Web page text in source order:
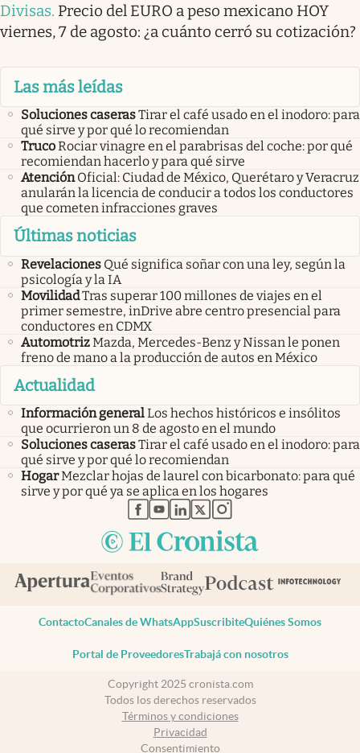
Divisas. Precio del EURO a peso mexicano HOY
viernes, 7 de agosto: ¿a cuánto cerró su cotización?
Las más leídas
Soluciones caserasTirar el café usado en el inodoro: para
qué sirve y por qué lo recomiendan
TrucoRociar vinagre en el parabrisas del coche: por qué
recomiendan hacerlo y para qué sirve
Atención Oficial: Ciudad de México, Querétaro y Veracruz
anularán la licencia de conducir a todos los conductores
que cometen infracciones graves
Últimas noticias
Revelaciones Qué significa soñar con una ley, según la
psicología y la IA
MovilidadTras superar 100 millones de viajes en el
primer semestre, inDrive abre centro presencial para
conductores en CDMX
AutomotrizMazda, Mercedes-Benz y Nissan le ponen
freno de mano a la producción de autos en México
Actualidad
Información generalLos hechos históricos e insólitos
que ocurrieron un 8 de agosto en el mundo
Soluciones caserasTirar el café usado en el inodoro: para
qué sirve y por qué lo recomiendan
HogarMezclar hojas de laurel con bicarbonato: para qué
sirve y por qué ya se aplica en los hogares
abre en nueva pestaña
abre en nueva pestaña
abre en nueva pestaña
abre en nueva pestaña
abre en nueva pestaña
ContactoCanales de WhatsAppSuscribiteQuiénes Somos
Portal de ProveedoresTrabajá con nosotros
Copyright 2025 cronista.com
Todos los derechos reservados
Términos y condiciones
Privacidad
Consentimiento